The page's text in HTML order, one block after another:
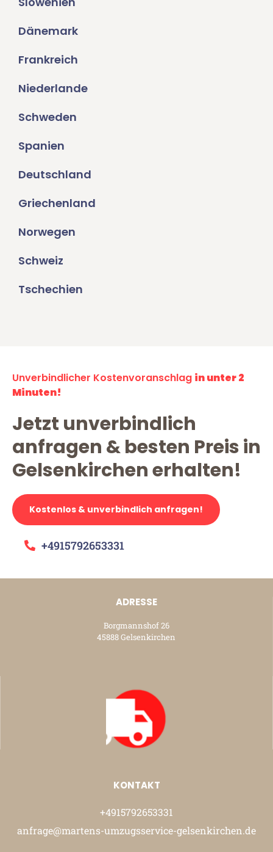
Dänemark
Frankreich
Niederlande
Schweden
Spanien
Deutschland
Griechenland
Norwegen
Schweiz
Tschechien
Unverbindlicher Kostenvoranschlag in unter 2
Minuten!
Jetzt unverbindlich
anfragen & besten Preis in
Gelsenkirchen erhalten!
Kostenlos & unverbindlich anfragen!
+4915792653331
ADRESSE
Borgmannshof 26
45888 Gelsenkirchen
KONTAKT
+4915792653331
anfrage@martens-umzugsservice-gelsenkirchen.de